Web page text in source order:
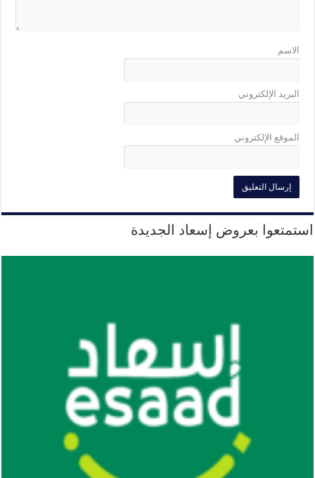
الاسم
البريد الإلكتروني
الموقع الإلكتروني
استمتعوا بعروض إسعاد الجديدة